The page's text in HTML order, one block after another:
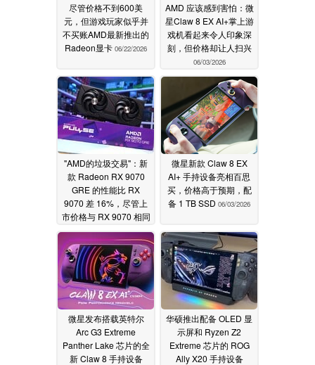
尽管价格不到600美
元，但游戏玩家似乎并
不买账AMD最新推出的
Radeon显卡 06/22/2026
AMD 应该感到害怕：微
星Claw 8 EX AI+掌上游
戏机看起来令人印象深
刻，但价格却让人扫兴
06/03/2026
"AMD的垃圾交易"：新
款 Radeon RX 9070
GRE 的性能比 RX
9070 差 16%，尽管上
市价格与 RX 9070 相同
06/03/2026
微星新款 Claw 8 EX
AI+ 手持设备亮相百思
买，价格高于预期，配
备 1 TB SSD 06/03/2026
微星发布搭载英特尔
Arc G3 Extreme
Panther Lake 芯片的全
新 Claw 8 手持设备
华硕推出配备 OLED 显
示屏和 Ryzen Z2
Extreme 芯片的 ROG
Ally X20 手持设备